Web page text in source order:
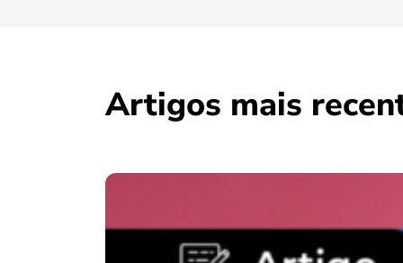
Artigos mais